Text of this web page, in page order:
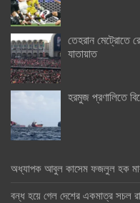
তেহরান মেট্রোতে
যাতায়াত
হরমুজ প্রণালিতে
অধ্যাপক আবুল কাসেম ফজলুল হক
বন্ধ হয়ে গেল দেশের একমাত্র সচল